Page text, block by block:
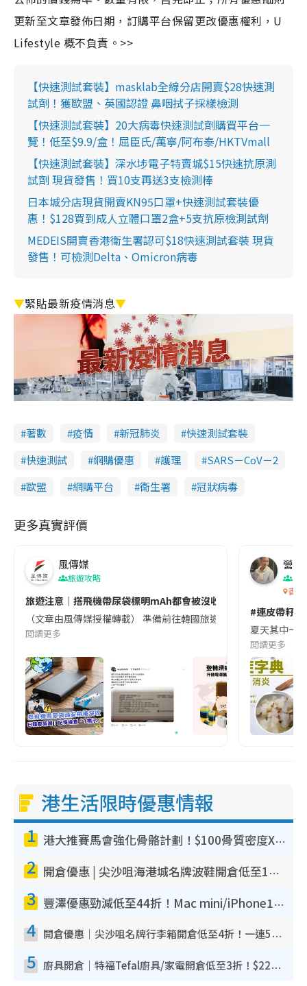
更新至文章發佈日期，訂購平台保留更改優惠權利，U
Lifestyle 概不負責。>>
【快速測試套裝】masklab全線分店開賣$28快速測
試劑！獲歐盟、英國認證 鼻咽拭子採樣檢測
【快速測試套裝】20大病毒快速測試劑購買平台一
覽！低至$9.9/盒！屈臣氏/萬寧/阿布泰/HKTVmall
【快速測試套裝】深水埗電子特賣城$15快速抗原測
試劑 現貨發售！買10支再送3支檢測棒
日本城分店現貨開賣KN95口罩+快速測試套裝優
惠！$128買到成人立體口罩2盒+5支抗原檢測試劑
MEDEIS開賣香港衛生署認可$18快速測試套裝 現貨
發售！可檢測Delta、Omicron病毒
▼緊貼最新疫情消息▼
著數 疫情 新冠肺炎
快速測試套裝
快速測試
網購優惠 護理
SARS－CoV－2
歐盟
網購平台 衞生署 冠狀病毒
更多真實評價
風傳媒
旅遊攻略
旅遊注意｜搭飛機帶尿袋標明mAh都會被沒收😱出發前切記檢查
（文章由風傳媒授權轉載） 準備前往韓國旅遊的民眾，近期要
閱讀更多
營養
香港
#連皮帶籽
夏天其中一
閱讀更多
港生活限時優惠情報
1 港大推賽馬會強化骨骼計劃！$100骨質密度X光檢查 完成免費運動訓練送超市禮券！附參加資格
2 開倉優惠 | 尖沙咀海港城名牌波鞋開倉低至1折！On鞋$899起／Joy&Peace鞋履$98起
3 豐澤優惠勁減低至44折！Mac mini/iPhone17Pro大減價！廚房家電$220起
4 開倉優惠｜尖沙咀名牌行李箱開倉低至4折！一連5日 American Tourister/ace./Hallmark $200起！
5 廚具開倉｜特福Tefal廚具/家電開倉低至3折！$220起買平底鍋/炒鑊/湯煲！電飯煲/吸塵機/燙斗$418起